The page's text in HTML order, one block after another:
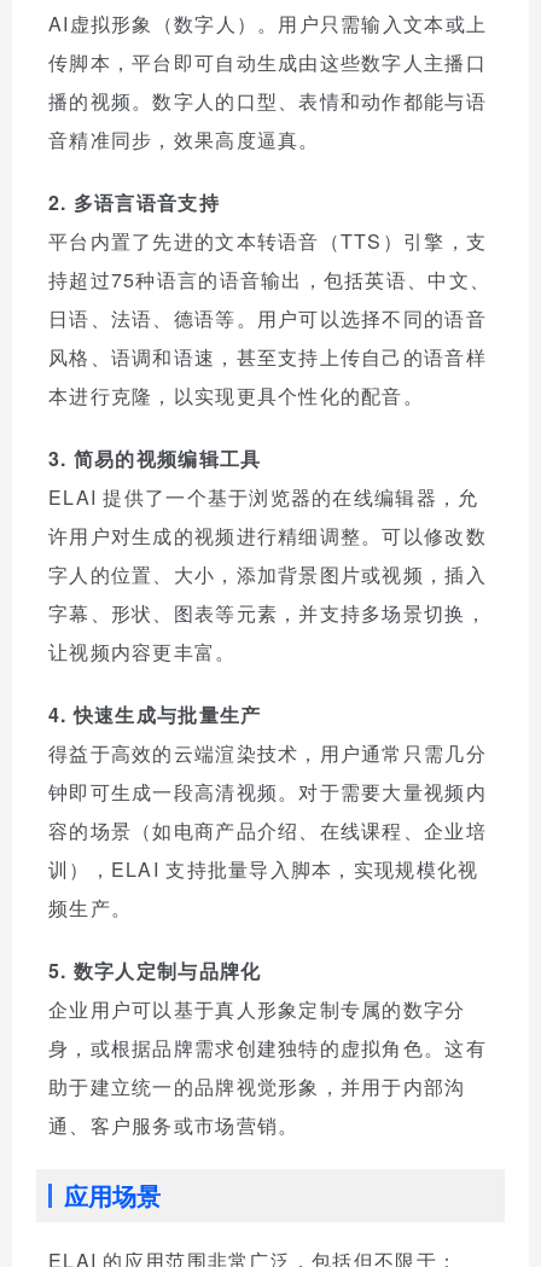
AI虚拟形象（数字人）。用户只需输入文本或上
传脚本，平台即可自动生成由这些数字人主播口
播的视频。数字人的口型、表情和动作都能与语
音精准同步，效果高度逼真。
2. 多语言语音支持
平台内置了先进的文本转语音（TTS）引擎，支
持超过75种语言的语音输出，包括英语、中文、
日语、法语、德语等。用户可以选择不同的语音
风格、语调和语速，甚至支持上传自己的语音样
本进行克隆，以实现更具个性化的配音。
3. 简易的视频编辑工具
ELAI 提供了一个基于浏览器的在线编辑器，允
许用户对生成的视频进行精细调整。可以修改数
字人的位置、大小，添加背景图片或视频，插入
字幕、形状、图表等元素，并支持多场景切换，
让视频内容更丰富。
4. 快速生成与批量生产
得益于高效的云端渲染技术，用户通常只需几分
钟即可生成一段高清视频。对于需要大量视频内
容的场景（如电商产品介绍、在线课程、企业培
训），ELAI 支持批量导入脚本，实现规模化视
频生产。
5. 数字人定制与品牌化
企业用户可以基于真人形象定制专属的数字分
身，或根据品牌需求创建独特的虚拟角色。这有
助于建立统一的品牌视觉形象，并用于内部沟
通、客户服务或市场营销。
应用场景
ELAI 的应用范围非常广泛，包括但不限于：